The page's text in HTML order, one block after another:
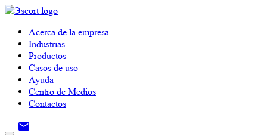
Acerca de la empresa
Industrias
Productos
Casos de uso
Ayuda
Centro de Medios
Contactos